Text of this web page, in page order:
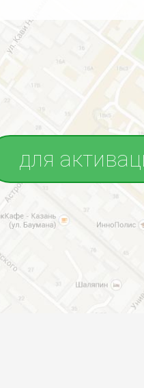
для